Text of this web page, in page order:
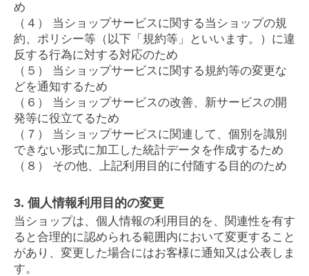
め
（４） 当ショップサービスに関する当ショップの規
約、ポリシー等（以下「規約等」といいます。）に違
反する行為に対する対応のため
（５） 当ショップサービスに関する規約等の変更な
どを通知するため
（６） 当ショップサービスの改善、新サービスの開
発等に役立てるため
（７） 当ショップサービスに関連して、個別を識別
できない形式に加工した統計データを作成するため
（８） その他、上記利用目的に付随する目的のため
3. 個人情報利用目的の変更
当ショップは、個人情報の利用目的を、関連性を有す
ると合理的に認められる範囲内において変更すること
があり、変更した場合にはお客様に通知又は公表しま
す。